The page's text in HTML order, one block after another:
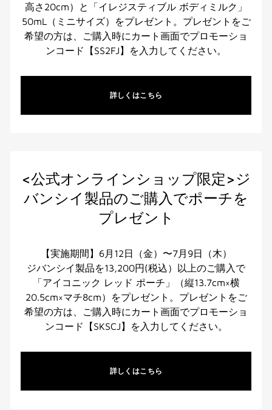
高さ20cm）と「イレジスティブル ボディミルク」
50mL（ミニサイズ）をプレゼント。プレゼントをご
希望の方は、ご購入時にカート画面でプロモーショ
ンコード【SS2FJ】を入力してください。
詳しくはこちら
<公式オンラインショップ限定>ジ
バンシイ製品のご購入でポーチを
プレゼント
【実施期間】6月12日（金）〜7月9日（木）
ジバンシイ製品を13,200円(税込）以上のご購入で
「アイコニック レッド ポーチ」（縦13.7cm×横
20.5cm×マチ8cm）をプレゼント。プレゼントをご
希望の方は、ご購入時にカート画面でプロモーショ
ンコード【SKSCJ】を入力してください。
詳しくはこちら